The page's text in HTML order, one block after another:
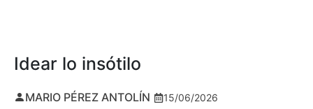
Idear lo insótilo
MARIO PÉREZ ANTOLÍN 15/06/2026